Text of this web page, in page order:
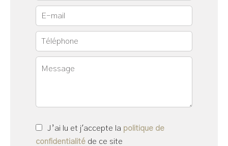
J’ai lu et j'accepte la politique de
confidentialité de ce site